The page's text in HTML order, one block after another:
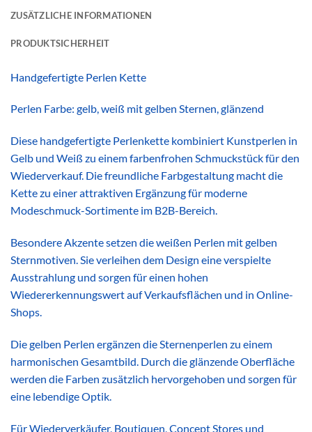
ZUSÄTZLICHE INFORMATIONEN
PRODUKTSICHERHEIT
Handgefertigte Perlen Kette
Perlen Farbe: gelb, weiß mit gelben Sternen, glänzend
Diese handgefertigte Perlenkette kombiniert Kunstperlen in
Gelb und Weiß zu einem farbenfrohen Schmuckstück für den
Wiederverkauf. Die freundliche Farbgestaltung macht die
Kette zu einer attraktiven Ergänzung für moderne
Modeschmuck-Sortimente im B2B-Bereich.
Besondere Akzente setzen die weißen Perlen mit gelben
Sternmotiven. Sie verleihen dem Design eine verspielte
Ausstrahlung und sorgen für einen hohen
Wiedererkennungswert auf Verkaufsflächen und in Online-
Shops.
Die gelben Perlen ergänzen die Sternenperlen zu einem
harmonischen Gesamtbild. Durch die glänzende Oberfläche
werden die Farben zusätzlich hervorgehoben und sorgen für
eine lebendige Optik.
Für Wiederverkäufer, Boutiquen, Concept Stores und